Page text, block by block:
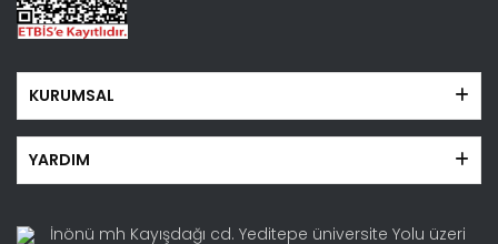
KURUMSAL
YARDIM
İnönü mh Kayışdağı cd. Yeditepe üniversite Yolu üzeri